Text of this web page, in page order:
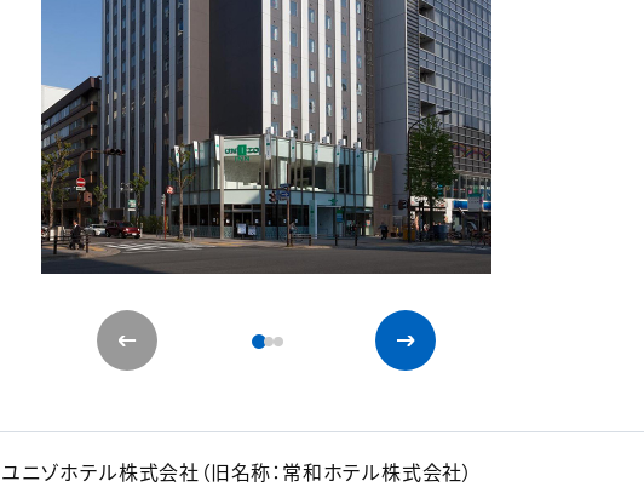
ユニゾホテル株式会社（旧名称：常和ホテル株式会社）